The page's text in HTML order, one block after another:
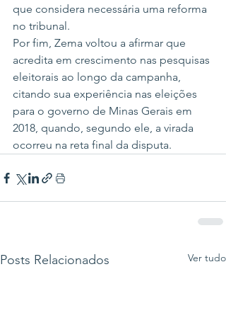
que considera necessária uma reforma
no tribunal.
Por fim, Zema voltou a afirmar que
acredita em crescimento nas pesquisas
eleitorais ao longo da campanha,
citando sua experiência nas eleições
para o governo de Minas Gerais em
2018, quando, segundo ele, a virada
ocorreu na reta final da disputa.
Posts Relacionados Ver tudo